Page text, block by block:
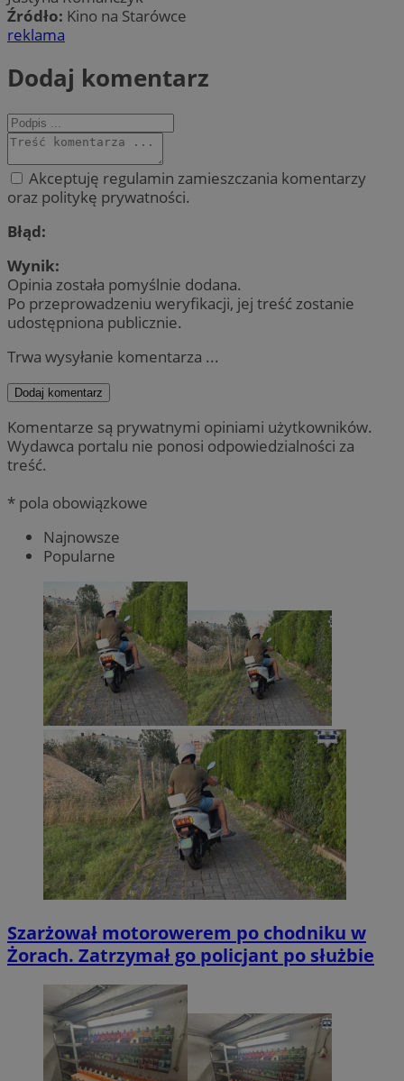
Źródło: Kino na Starówce
reklama
Dodaj komentarz
Akceptuję regulamin zamieszczania komentarzy
oraz politykę prywatności.
Błąd:
Wynik:
Opinia została pomyślnie dodana.
Po przeprowadzeniu weryfikacji, jej treść zostanie
udostępniona publicznie.
Trwa wysyłanie komentarza ...
Dodaj komentarz
Komentarze są prywatnymi opiniami użytkowników.
Wydawca portalu nie ponosi odpowiedzialności za
treść.
* pola obowiązkowe
Najnowsze
Popularne
Szarżował motorowerem po chodniku w
Żorach. Zatrzymał go policjant po służbie